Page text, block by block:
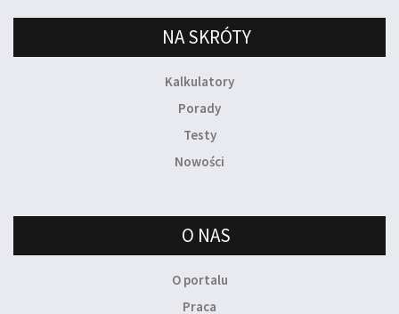
NA SKRÓTY
Kalkulatory
Porady
Testy
Nowości
O NAS
O portalu
Praca